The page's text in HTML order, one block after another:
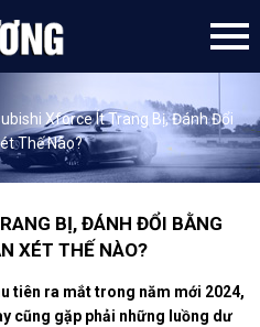
Xforce Ít Trang Bị, Đánh Đổi
Thế Nào?
BỊ, ĐÁNH ĐỔI BẰNG
XÉT THẾ NÀO?
tiên ra mắt trong năm mới 2024,
cũng gặp phải những luồng dư